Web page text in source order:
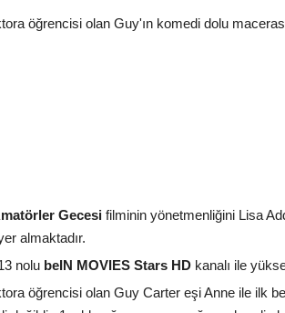
öğrencisi olan Guy'ın komedi dolu
Gecesi filminin yönetmenliğini Lisa
almaktadır.
nolu beIN MOVIES Stars HD kanalı ile
öğrencisi olan Guy Carter eşi Anne ile ilk